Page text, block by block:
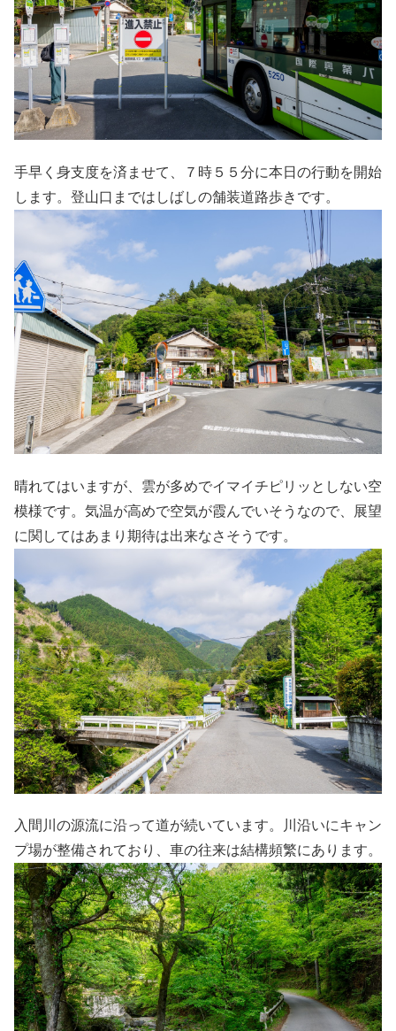
手早く身支度を済ませて、７時５５分に本日の行動を開始
します。登山口まではしばしの舗装道路歩きです。
晴れてはいますが、雲が多めでイマイチピリッとしない空
模様です。気温が高めで空気が霞んでいそうなので、展望
に関してはあまり期待は出来なさそうです。
入間川の源流に沿って道が続いています。川沿いにキャン
プ場が整備されており、車の往来は結構頻繁にあります。